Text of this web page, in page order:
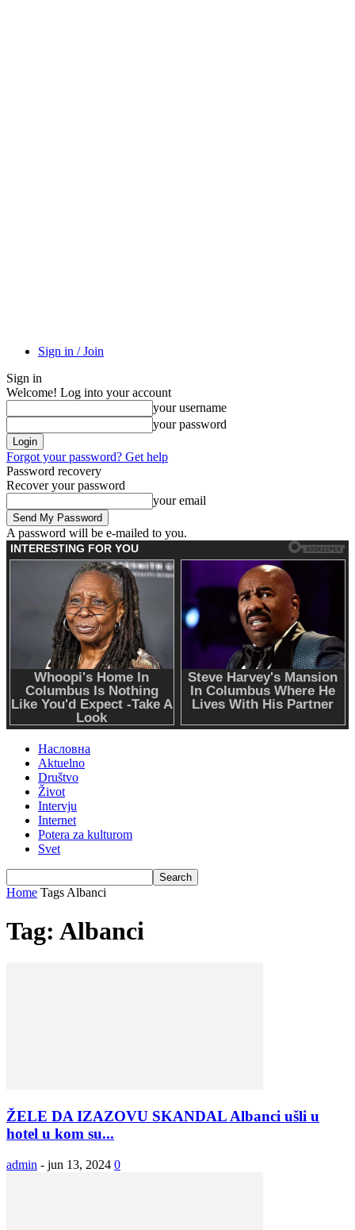
Sign in / Join
Sign in
Welcome! Log into your account
your username
your password
Forgot your password? Get help
Password recovery
Recover your password
your email
A password will be e-mailed to you.
Насловна
Aktuelno
Društvo
Život
Intervju
Internet
Potera za kulturom
Svet
Home Tags Albanci
Tag: Albanci
ŽELE DA IZAZOVU SKANDAL Albanci ušli u
hotel u kom su...
admin - jun 13, 2024 0